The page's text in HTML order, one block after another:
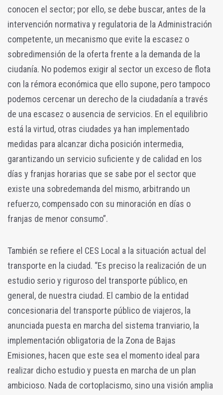
conocen el sector; por ello, se debe buscar, antes de la
intervención normativa y regulatoria de la Administración
competente, un mecanismo que evite la escasez o
sobredimensión de la oferta frente a la demanda de la
ciudanía. No podemos exigir al sector un exceso de flota
con la rémora económica que ello supone, pero tampoco
podemos cercenar un derecho de la ciudadanía a través
de una escasez o ausencia de servicios. En el equilibrio
está la virtud, otras ciudades ya han implementado
medidas para alcanzar dicha posición intermedia,
garantizando un servicio suficiente y de calidad en los
días y franjas horarias que se sabe por el sector que
existe una sobredemanda del mismo, arbitrando un
refuerzo, compensado con su minoración en días o
franjas de menor consumo”.
También se refiere el CES Local a la situación actual del
transporte en la ciudad. “Es preciso la realización de un
estudio serio y riguroso del transporte público, en
general, de nuestra ciudad. El cambio de la entidad
concesionaria del transporte público de viajeros, la
anunciada puesta en marcha del sistema tranviario, la
implementación obligatoria de la Zona de Bajas
Emisiones, hacen que este sea el momento ideal para
realizar dicho estudio y puesta en marcha de un plan
ambicioso. Nada de cortoplacismo, sino una visión amplia